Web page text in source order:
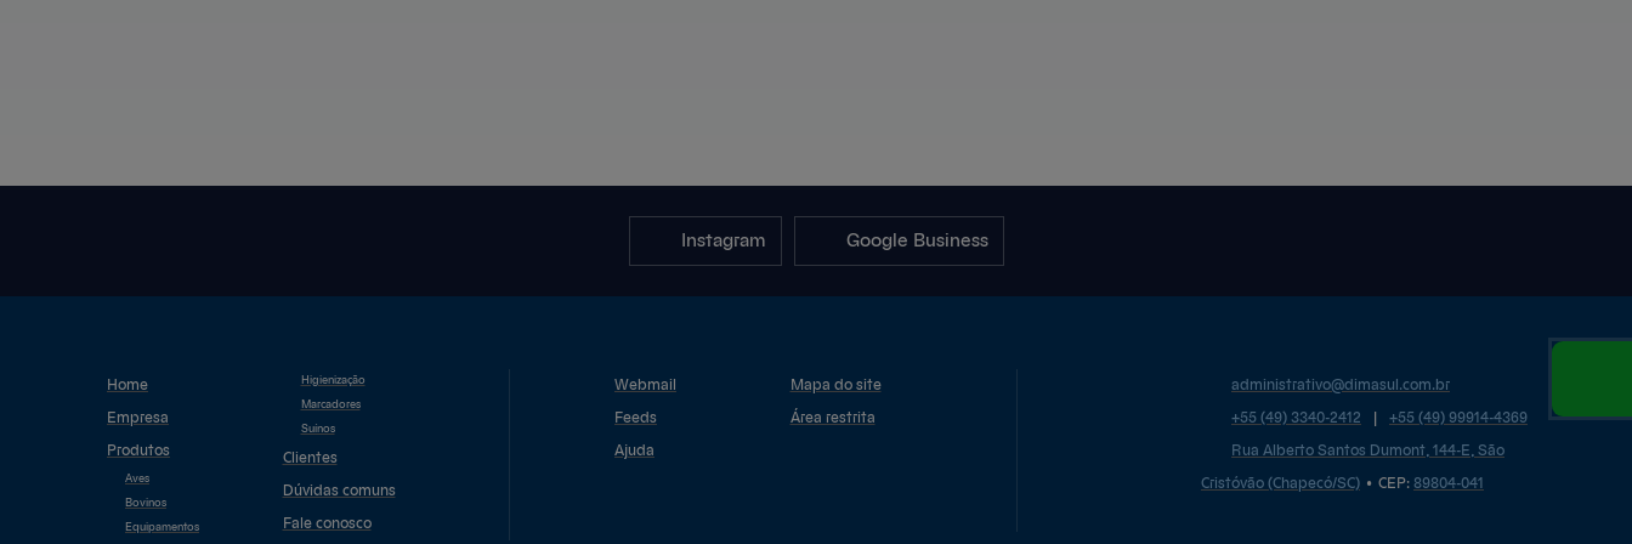
Instagram Google Business
Home
Empresa
Produtos
Aves
Bovinos
Equipamentos
Higienização
Marcadores
Suínos
Clientes
Dúvidas comuns
Fale conosco
Webmail
Feeds
Ajuda
Mapa do site
Área restrita
administrativo@dimasul.com.br
+55 (49) 3340-2412 +55 (49) 99914-4369
Rua Alberto Santos Dumont, 144-E, São
Cristóvão (Chapecó/SC) • CEP: 89804-041